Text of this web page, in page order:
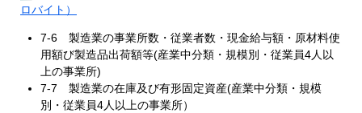
ロバイト）
7-6 製造業の事業所数・従業者数・現金給与額・原材料使
用額び製造品出荷額等(産業中分類・規模別・従業員4人以
上の事業所)
7-7 製造業の在庫及び有形固定資産(産業中分類・規模
別・従業員4人以上の事業所）